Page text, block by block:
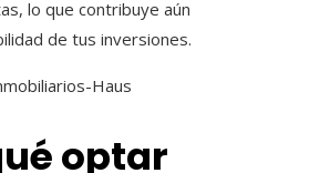
lo que contribuye aún
de tus inversiones.
optar